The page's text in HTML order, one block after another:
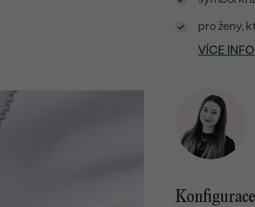
pro ženy,
VÍCE
Konfigurace